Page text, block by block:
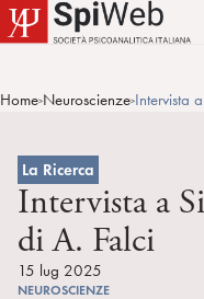
Home>Neuroscienze>Intervista
La Ricerca
Intervista a
di A. Falci
15 lug 2025
NEUROSCIENZE